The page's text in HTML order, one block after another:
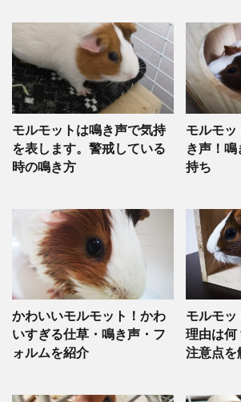
モルモットは鳴き声で気持
を表します。警戒している
時の鳴き方
モルモッ
き声！鳴
持ち
かわいいモルモット！かわ
いすぎる仕草・鳴き声・フ
ォルムを紹介
モルモッ
理由は何
注意点を